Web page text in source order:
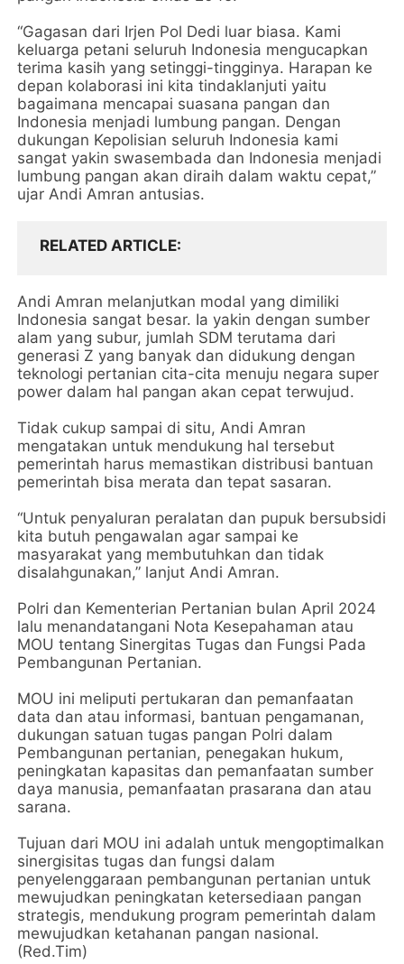
“Gagasan dari Irjen Pol Dedi luar biasa. Kami
keluarga petani seluruh Indonesia mengucapkan
terima kasih yang setinggi-tingginya. Harapan ke
depan kolaborasi ini kita tindaklanjuti yaitu
bagaimana mencapai suasana pangan dan
Indonesia menjadi lumbung pangan. Dengan
dukungan Kepolisian seluruh Indonesia kami
sangat yakin swasembada dan Indonesia menjadi
lumbung pangan akan diraih dalam waktu cepat,”
ujar Andi Amran antusias.
RELATED ARTICLE
Andi Amran melanjutkan modal yang dimiliki
Indonesia sangat besar. Ia yakin dengan sumber
alam yang subur, jumlah SDM terutama dari
generasi Z yang banyak dan didukung dengan
teknologi pertanian cita-cita menuju negara super
power dalam hal pangan akan cepat terwujud.
Tidak cukup sampai di situ, Andi Amran
mengatakan untuk mendukung hal tersebut
pemerintah harus memastikan distribusi bantuan
pemerintah bisa merata dan tepat sasaran.
“Untuk penyaluran peralatan dan pupuk bersubsidi
kita butuh pengawalan agar sampai ke
masyarakat yang membutuhkan dan tidak
disalahgunakan,” lanjut Andi Amran.
Polri dan Kementerian Pertanian bulan April 2024
lalu menandatangani Nota Kesepahaman atau
MOU tentang Sinergitas Tugas dan Fungsi Pada
Pembangunan Pertanian.
MOU ini meliputi pertukaran dan pemanfaatan
data dan atau informasi, bantuan pengamanan,
dukungan satuan tugas pangan Polri dalam
Pembangunan pertanian, penegakan hukum,
peningkatan kapasitas dan pemanfaatan sumber
daya manusia, pemanfaatan prasarana dan atau
sarana.
Tujuan dari MOU ini adalah untuk mengoptimalkan
sinergisitas tugas dan fungsi dalam
penyelenggaraan pembangunan pertanian untuk
mewujudkan peningkatan ketersediaan pangan
strategis, mendukung program pemerintah dalam
mewujudkan ketahanan pangan nasional.
(Red.Tim)